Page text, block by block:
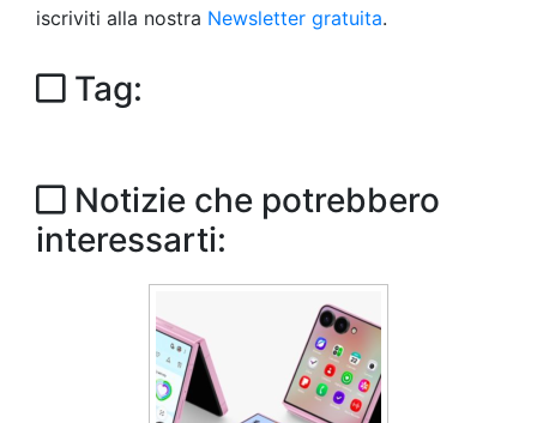
iscriviti alla nostra Newsletter gratuita.
Tag:
Notizie che potrebbero
interessarti: